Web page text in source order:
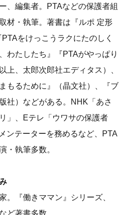
、編集者。PTAなどの保護者組
材・執筆。著書は『ルポ 定形
をけっこうラクにたのしく
わたしたち』『PTAがやっぱり
上、太郎次郎社エディタス）、
もるために』（晶文社）、『ブ
社）などがある。NHK「あさ
」、Eテレ「ウワサの保護者
ンテーターを務めるなど、PTA
・執筆多数。
。『働きママン』シリーズ、
ど著書多数。